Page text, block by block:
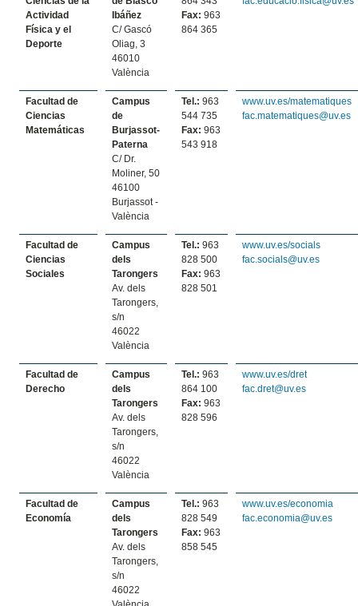
Actividad
Física y el
Deporte
Ibáñez
C/ Gascó
Oliag, 3
46010
València
Fax: 963
864 365
Facultad de
Ciencias
Matemáticas
Campus
de
Burjassot-
Paterna
C/ Dr.
Moliner, 50
46100
Burjassot -
València
Tel.: 963
544 735
Fax: 963
543 918
www.uv.es/matematiques
fac.matematiques@uv.es
Facultad de
Ciencias
Sociales
Campus
dels
Tarongers
Av. dels
Tarongers,
s/n
46022
València
Tel.: 963
828 500
Fax: 963
828 501
www.uv.es/socials
fac.socials@uv.es
Facultad de
Derecho
Campus
dels
Tarongers
Av. dels
Tarongers,
s/n
46022
València
Tel.: 963
864 100
Fax: 963
828 596
www.uv.es/dret
fac.dret@uv.es
Facultad de
Economía
Campus
dels
Tarongers
Av. dels
Tarongers,
s/n
46022
Tel.: 963
828 549
Fax: 963
858 545
www.uv.es/economia
fac.economia@uv.es